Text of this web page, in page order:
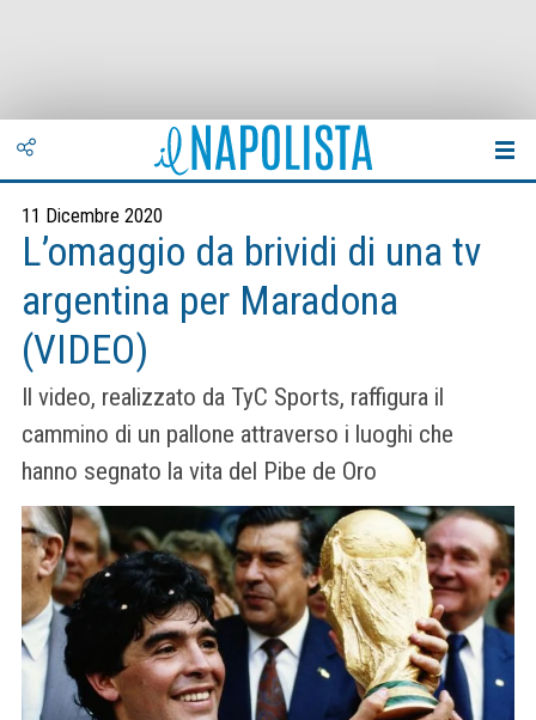
11 Dicembre 2020
L’omaggio da brividi di una tv
argentina per Maradona
(VIDEO)
Il video, realizzato da TyC Sports, raffigura il
cammino di un pallone attraverso i luoghi che
hanno segnato la vita del Pibe de Oro